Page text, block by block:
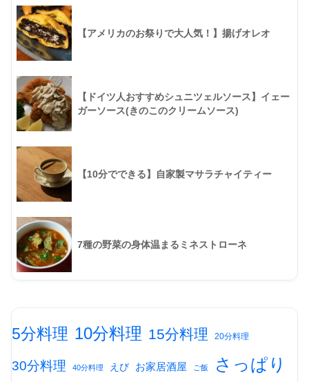
【アメリカのお祭りで大人気！】揚げオレオ
【ドイツ人おすすめシュニツェルソース】イェー
ガーソース(きのこのクリームソース)
【10分でできる】自家製マサラチャイティー
7種の野菜の身体温まるミネストローネ
5分料理 10分料理 15分料理 20分料理
30分料理 40分料理 えび お家居酒屋 ご飯 さっぱり